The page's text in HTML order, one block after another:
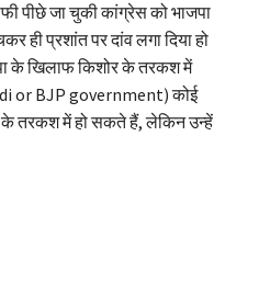
पीछे जा चुकी कांग्रेस को भाजपा
ही प्रशांत पर दांव लगा दिया हो
के खिलाफ किशोर के तरकश में
or BJP government) कोई
के तरकश में हो सकते हैं, लेकिन उन्हें